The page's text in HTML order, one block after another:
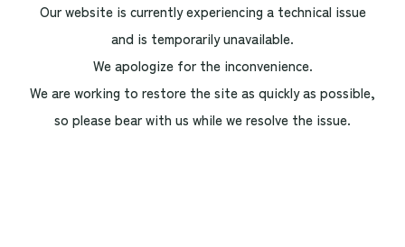
Our website is currently experiencing a technical issue
and is temporarily unavailable.
We apologize for the inconvenience.
We are working to restore the site as quickly as possible,
so please bear with us while we resolve the issue.